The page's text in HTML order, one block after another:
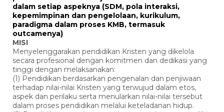
dalam setiap aspeknya (SDM, pola interaksi,
kepemimpinan dan pengelolaan, kurikulum,
paradigma dalam proses KMB, termasuk
outcamenya)
MISI
Menyelenggarakan pendidikan Kristen yang dikelola
secara profesional dengan komitmen dan dedikasi yang
tinggi dengan melaksanakan:
(1) Pendidikan berdasarkan pengenalan dan penjiwaan
terhadap nilai-nilai Kristen yang terwujud dalam etos,
aspek dan perilaku serta menularkan nilai-nilai tersebut
dalam proses pendidikan melalui keteladanan hidup.